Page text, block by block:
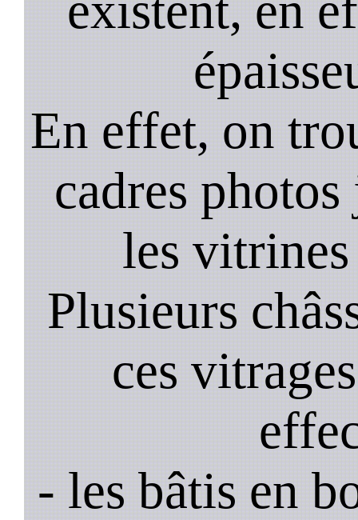
En effet, on
cadres
les
Plusieurs
ces
- les bâtis en